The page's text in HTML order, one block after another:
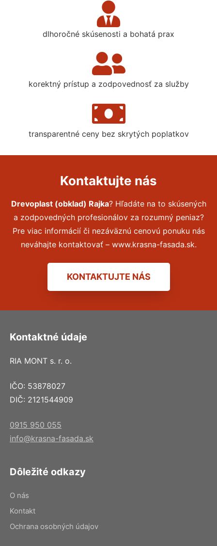
dlhoročné skúsenosti a bohatá prax
korektný prístup a zodpovednosť za služby
transparentné ceny bez skrytých poplatkov
Kontaktujte nás
Drevoplast (obklad) Rajka? Hľadáte na to skúsených
a zodpovedných profesionálov za rozumný peniaz?
Pre viac informácií či nezáväznú cenovú ponuku nás
neváhajte kontaktovať – www.krasna-fasada.sk.
KONTAKTUJTE NÁS
Kontaktné údaje
RIA MONT s. r. o.
IČO: 53878027
DIČ: 2121544909
0915 950 055
info@krasna-fasada.sk
Dôležité odkazy
O nás
Kontakt
Ochrana osobných údajov